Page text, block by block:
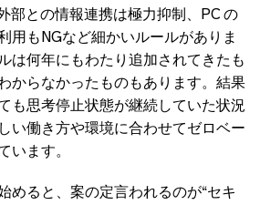
部との情報連携は極力抑制、PC の
用もNGなど細かいルールがありま
は何年にもわたり追加されてきたも
からなかったものもあります。結果
も思考停止状態が継続していた状況
い働き方や環境に合わせてゼロベー
います。
めると、案の定言われるのが“セキ